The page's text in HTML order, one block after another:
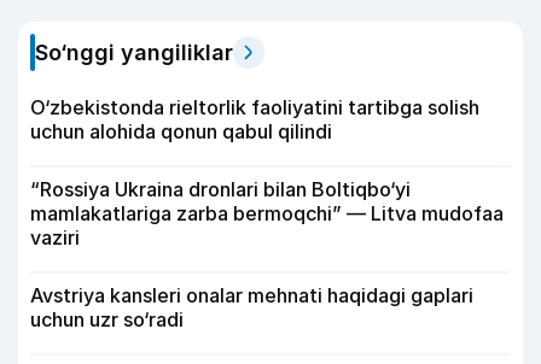
So‘nggi yangiliklar
O‘zbekistonda rieltorlik faoliyatini tartibga solish
uchun alohida qonun qabul qilindi
“Rossiya Ukraina dronlari bilan Boltiqbo‘yi
mamlakatlariga zarba bermoqchi” — Litva mudofaa
vaziri
Avstriya kansleri onalar mehnati haqidagi gaplari
uchun uzr so‘radi